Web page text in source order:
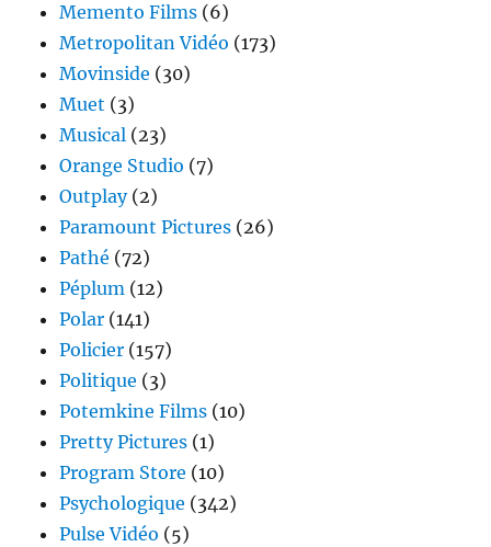
Memento Films (6)
Metropolitan Vidéo (173)
Movinside (30)
Muet (3)
Musical (23)
Orange Studio (7)
Outplay(2)
Paramount Pictures (26)
Pathé (72)
Péplum (12)
Polar (141)
Policier (157)
Politique (3)
Potemkine Films (10)
Pretty Pictures (1)
Program Store (10)
Psychologique (342)
Pulse Vidéo (5)